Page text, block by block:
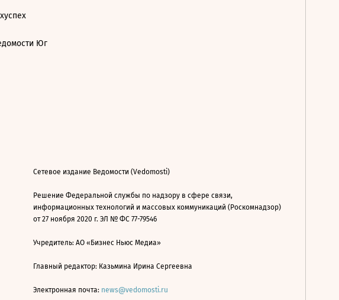
Юг
Сетевое издание Ведомости (Vedomosti)
Решение Федеральной службы по надзору в сфере связи,
информационных технологий и массовых коммуникаций (Роскомнадзор)
от 27 ноября 2020 г. ЭЛ № ФС 77-79546
Учредитель: АО «Бизнес Ньюс Медиа»
Главный редактор: Казьмина Ирина Сергеевна
Электронная почта: news@vedomosti.ru